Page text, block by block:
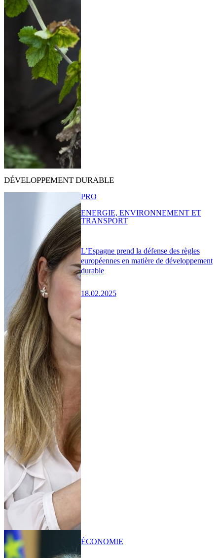
DÉVELOPPEMENT DURABLE
L’Espagne prend la défense des règles
européennes en matière de développement
durable
18.02.2025
PRO
ENERGIE, ENVIRONNEMENT ET
TRANSPORT
ÉCONOMIE